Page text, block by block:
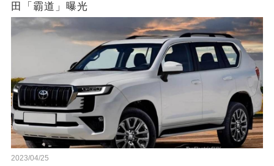
田「霸道」曝光
2023/04/25